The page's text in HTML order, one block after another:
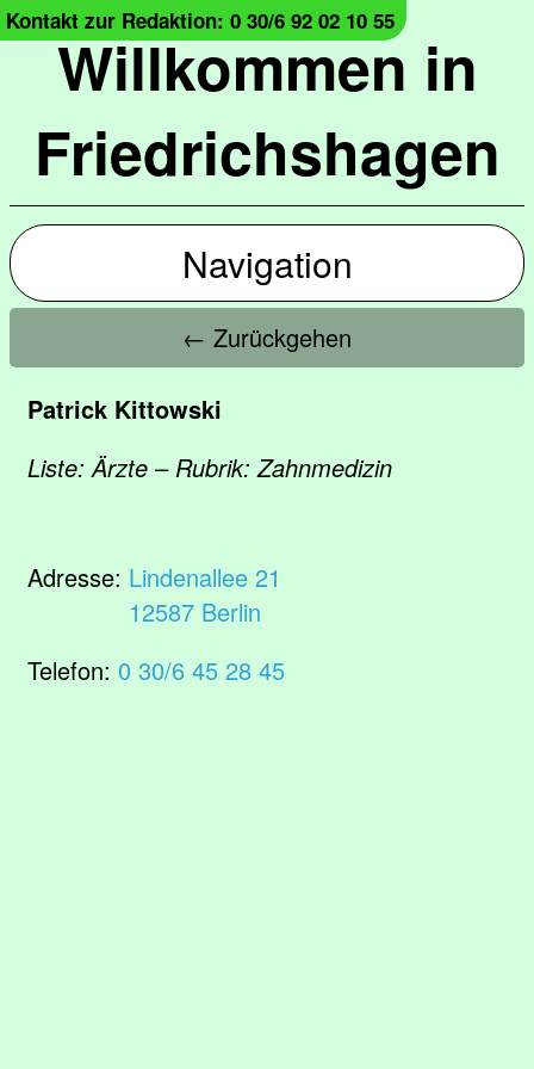
Willkommen in
Friedrichshagen
Kontakt zur Redaktion: 0 30/6 92 02 10 55
Navigation
← Zurückgehen
Patrick Kittowski
Liste: Ärzte – Rubrik: Zahnmedizin
Adresse: Lindenallee 21
12587 Berlin
Telefon: 0 30/6 45 28 45